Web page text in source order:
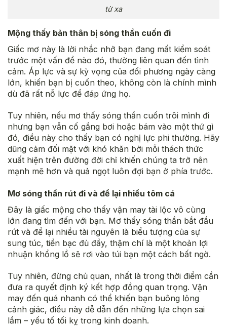
từ xa
Mộng thấy bản thân bị sóng thần cuốn đi
Giấc mơ này là lời nhắc nhở bạn đang mất kiểm soát
trước một vấn đề nào đó, thường liên quan đến tình
cảm. Áp lực và sự kỳ vọng của đối phương ngày càng
lớn, khiến bạn bị cuốn theo, không còn là chính mình
dù đã rất nỗ lực để đáp ứng họ.
Tuy nhiên, nếu mơ thấy sóng thần cuốn trôi mình đi
nhưng bạn vẫn cố gắng bơi hoặc bám vào một thứ gì
đó, điều này cho thấy bạn có nghị lực phi thường. Hãy
dũng cảm đối mặt với khó khăn bởi mỗi thách thức
xuất hiện trên đường đời chỉ khiến chúng ta trở nên
mạnh mẽ hơn và quả ngọt luôn đợi bạn ở phía trước.
Mơ sóng thần rút đi và để lại nhiều tôm cá
Đây là giấc mộng cho thấy vận may tài lộc vô cùng
lớn đang tìm đến với bạn. Mơ thấy sóng thần bắt đầu
rút và để lại nhiều tài nguyên là biểu tượng của sự
sung túc, tiền bạc đủ đầy, thậm chí là một khoản lợi
nhuận khổng lồ sẽ rơi vào túi bạn một cách bất ngờ.
Tuy nhiên, đừng chủ quan, nhất là trong thời điểm cần
đưa ra quyết định ký kết hợp đồng quan trọng. Vận
may đến quá nhanh có thể khiến bạn buông lỏng
cảnh giác, điều này dễ dẫn đến những lựa chọn sai
lầm – yếu tố tối kỵ trong kinh doanh.